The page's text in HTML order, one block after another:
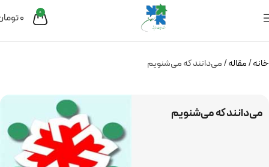
0
0
خانه مقاله می‌دانند که می‌شنویم
می‌دانند که می‌شنویم